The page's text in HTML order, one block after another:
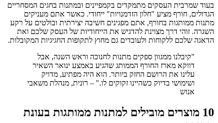
בעוד שמרבית העסקים מתמקדים בקמפיינים ובמתנות בחגים המסחריים
הגדולים, חורף מציע "חלון הזדמנויות" ייחודי. כאשר אתם מעניקים
מתנות ממותגות בחורף, אתם מפגינים חשיבה יצירתית ובולטים על רקע
השגרה. זוהי דרך מצוינת להדגיש את הייחודיות של העסק שלכם ואת
הדאגה שלכם ללקוחות ולעובדים גם מחוץ לתקופות החגיגיות המקובלות.
"קיבלנו ממגוון ספקים מתנות לחנוכה וראש השנה, אבל
דווקא מארז החורף הממותג שהגיע באמצע ינואר השאיר
עלינו את הרושם החזק ביותר. הוא היה מפתיע, מדויק
ושימושי בדיוק כשהיינו זקוקים לו." – רונית, מנהלת משאבי
אנוש
10 מוצרים מובילים למתנות ממותגות בעונת